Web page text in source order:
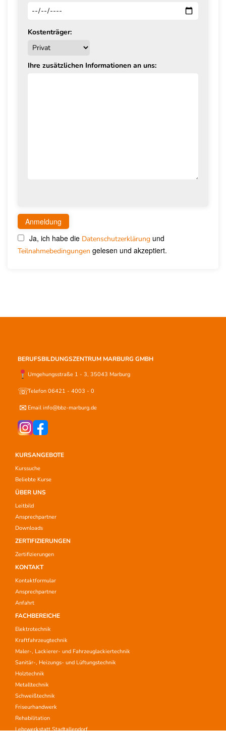
Kostenträger:
Ihre zusätzlichen Informationen an uns:
Ja, ich habe die Datenschutzerklärung und
Teilnahmebedingungen gelesen und akzeptiert.
BERUFSBILDUNGSZENTRUM MARBURG GMBH
Umgehungsstraße 1 - 3, 35043 Marburg
☏Telefon 06421 - 4003 - 0
✉ Email info@bbz-marburg.de
KURSANGEBOTE
Kurssuche
Beliebte Kurse
ÜBER UNS
Leitbild
Ansprechpartner
Downloads
ZERTIFIZIERUNGEN
Zertifizierungen
KONTAKT
Kontaktformular
Ansprechpartner
Anfahrt
FACHBEREICHE
Elektrotechnik
Kraftfahrzeugtechnik
Maler-, Lackierer- und Fahrzeuglackiertechnik
Sanitär-, Heizungs- und Lüftungstechnik
Holztechnik
Metalltechnik
Schweißtechnik
Friseurhandwerk
Rehabilitation
Lehrwerkstatt Stadtallendorf